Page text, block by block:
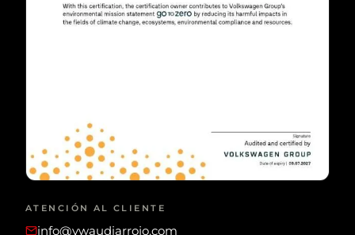
ATENCIÓN AL CLIENTE
info@vwaudiarrojo.com